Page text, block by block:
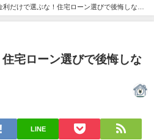
利だけで選ぶな！住宅ローン選びで後悔しない
宅ローン選びで後悔しな
LINE